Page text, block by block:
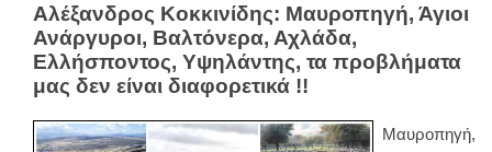
Αλέξανδρος Κοκκινίδης: Μαυροπηγή, Άγιοι
Ανάργυροι, Βαλτόνερα, Αχλάδα,
Ελλήσποντος, Υψηλάντης, τα προβλήματα
μας δεν είναι διαφορετικά !!
Μαυροπηγή,